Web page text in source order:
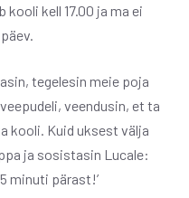
kooli kell 17.00 ja ma ei
tegelesin meie poja
veendusin, et ta
kooli. Kuid uksest välja
ja sosistasin Lucale:
minuti pärast!’